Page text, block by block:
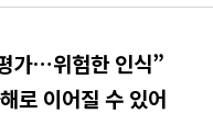
가…위험한 인식”
로 이어질 수 있어